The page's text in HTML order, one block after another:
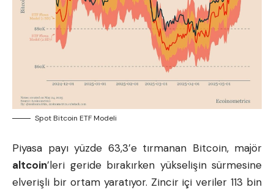
Spot Bitcoin ETF Modeli
Piyasa payı yüzde 63,3’e tırmanan Bitcoin, majör
altcoin’leri geride bırakırken yükselişin sürmesine
elverişli bir ortam yaratıyor. Zincir içi veriler 113 bin